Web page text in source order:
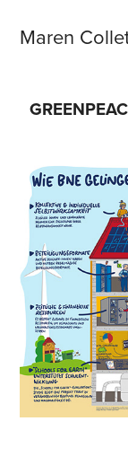
Maren